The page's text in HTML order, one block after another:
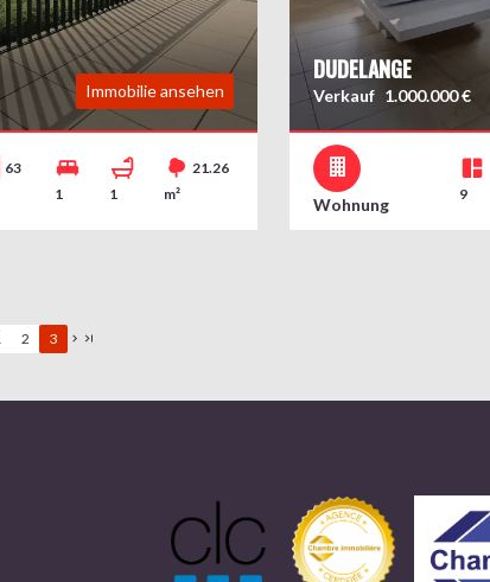
Immobilie ansehen
63
1 1
21.26
m²
DUDELANGE
Verkauf 1.000.000 €
Wohnung
9
2 3